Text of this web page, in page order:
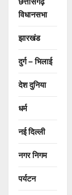
विधानसभा
झारखंड
दुर्ग – भिलाई
देश दुनिया
धर्म
नई दिल्ली
नगर निगम
पर्यटन